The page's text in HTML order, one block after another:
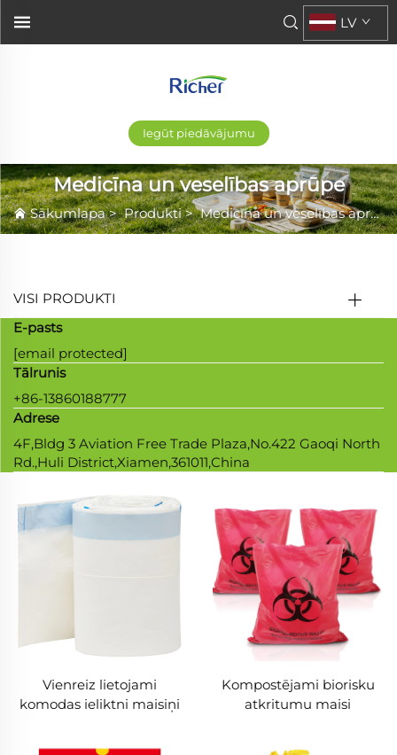
Iegūt piedāvājumu
LV
Medicīna un veselības aprūpe
Sākumlapa>Produkti>Medicīna un veselības aprūpe
VISI PRODUKTI
E-pasts
[email protected]
Tālrunis
+86-13860188777
Adrese
4F,Bldg 3 Aviation Free Trade Plaza,No.422 Gaoqi North
Rd.,Huli District,Xiamen,361011,China
Vienreiz lietojami
komodas ieliktni maisiņi
Kompostējami biorisku
atkritumu maisi